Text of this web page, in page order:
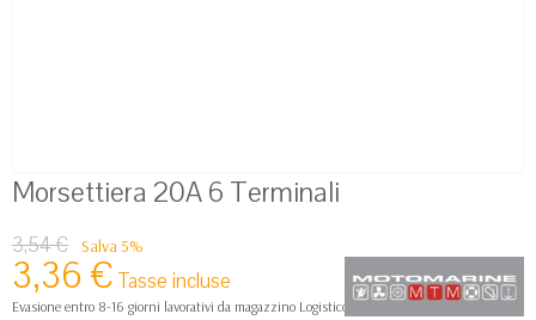
Morsettiera 20A 6 Terminali
3,54 € Salva 5%
3,36 € Tasse incluse
Evasione entro 8-16 giorni lavorativi da magazzino Logistico Europa